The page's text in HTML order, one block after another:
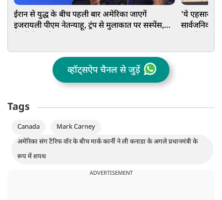
ईरान से युद्ध के बीच पहली बार अमेरिका जाएगें
इजरायली पीएम नेतन्याहू, ट्रंप से मुलाकात पर सस्पेंस,
'ये एहसान
सार्वजनिक
व्हॉट्सऐप चैनल से जुड़ें
Tags
Canada
Mark Carney
अमेरिका संग टैरिफ वॉर के बीच मार्क कार्नी ने ली कनाडा के अगले प्रधानमंत्री के
रूप में शपथ
ADVERTISEMENT